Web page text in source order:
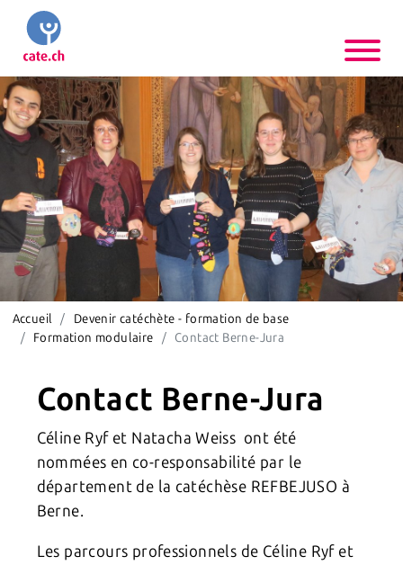
Accueil
Devenir catéchète - formation de base
Formation modulaire
Contact Berne-Jura
Contact Berne-Jura
Céline Ryf et Natacha Weiss ont été
nommées en co-responsabilité par le
département de la catéchèse REFBEJUSO à
Berne.
Les parcours professionnels de Céline Ryf et